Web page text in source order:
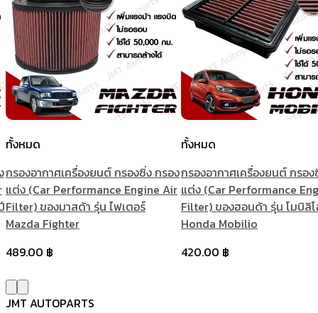
ทั้งหมด
กรองอากาศเครื่องยนต์ กรองซิ่ง กรอง
แต่ง (Car Performance Engine Air
Filter) ของมาสด้า รุ่น ไฟเตอร์
Mazda Fighter
489.00 ฿
ทั้งหมด
กรองอากาศเครื่องยนต์ กรอ
แต่ง (Car Performance
Filter) ของฮอนด้า รุ่น โมบิลิ
Honda Mobilio
420.00 ฿
JMT AUTOPARTS